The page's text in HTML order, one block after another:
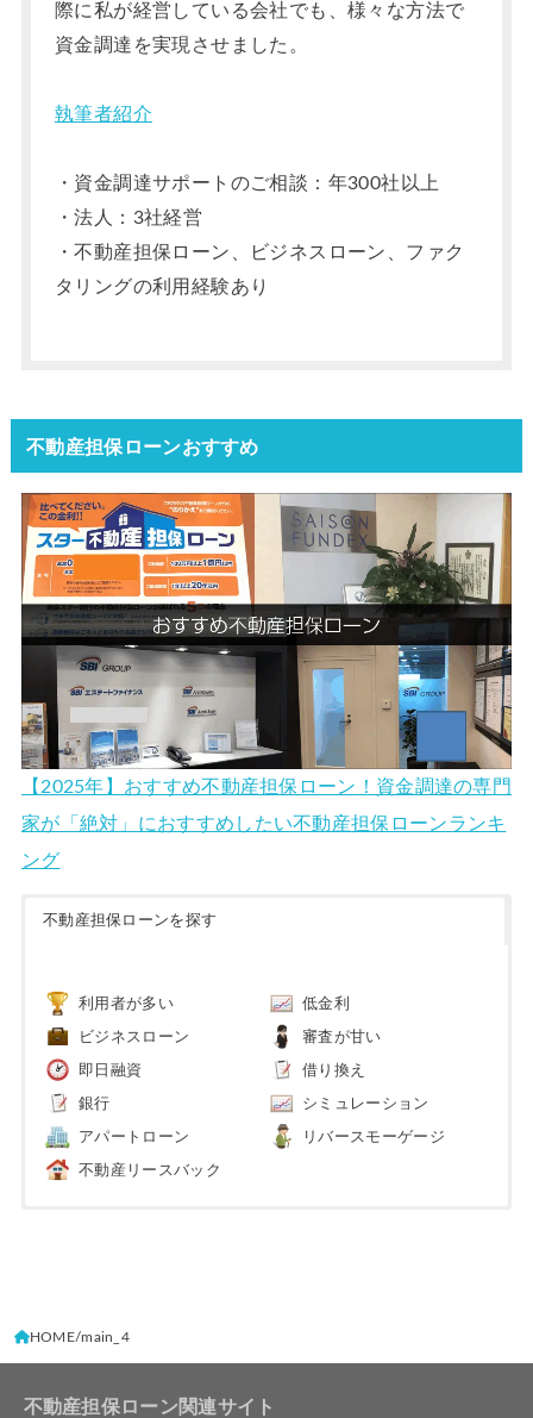
際に私が経営している会社でも、様々な方法で
資金調達を実現させました。
執筆者紹介
・資金調達サポートのご相談：年300社以上
・法人：3社経営
・不動産担保ローン、ビジネスローン、ファク
タリングの利用経験あり
不動産担保ローンおすすめ
【2025年】おすすめ不動産担保ローン！資金調達の専門
家が「絶対」におすすめしたい不動産担保ローンランキ
ング
不動産担保ローンを探す
利用者が多い 低金利
ビジネスローン 審査が甘い
即日融資 借り換え
銀行 シミュレーション
アパートローン リバースモーゲージ
不動産リースバック
HOME main_4
不動産担保ローン関連サイト